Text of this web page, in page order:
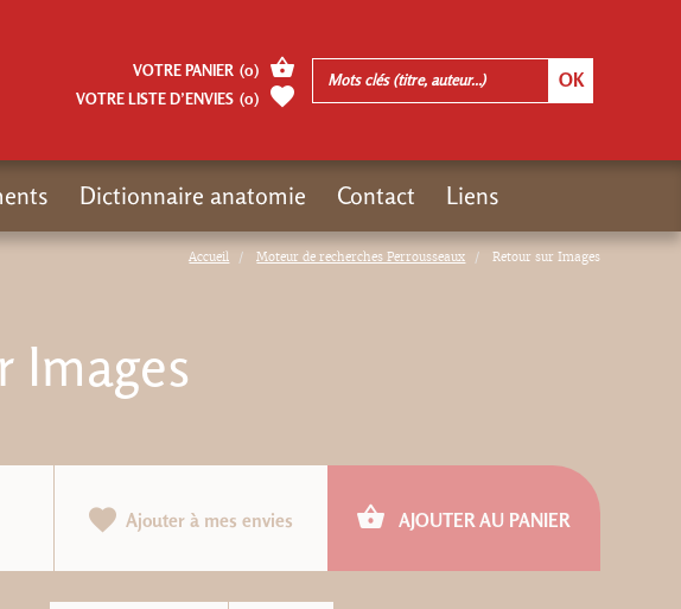
Accueil Moteur de recherches Perrousseaux Retour sur Images
Images
Ajouter à mes envies AJOUTER AU PANIER
VOTRE PANIER (0)
VOTRE LISTE D’ENVIES (0)
Dictionnaire anatomie Contact Liens